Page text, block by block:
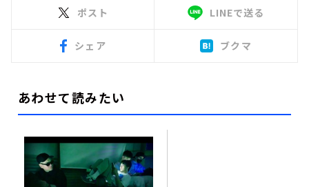
ポスト LINEで送る
シェア ブクマ
あわせて読みたい